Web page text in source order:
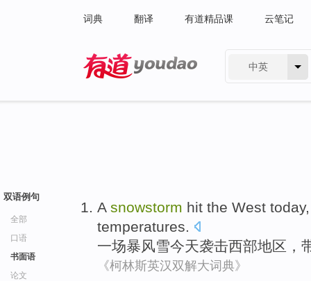
词典 翻译 有道精品课 云笔记
中英
双语例句
全部
口语
书面语
论文
A snowstorm hit the West today
temperatures.
一场暴风雪今天袭击西部地区，
《柯林斯英汉双解大词典》